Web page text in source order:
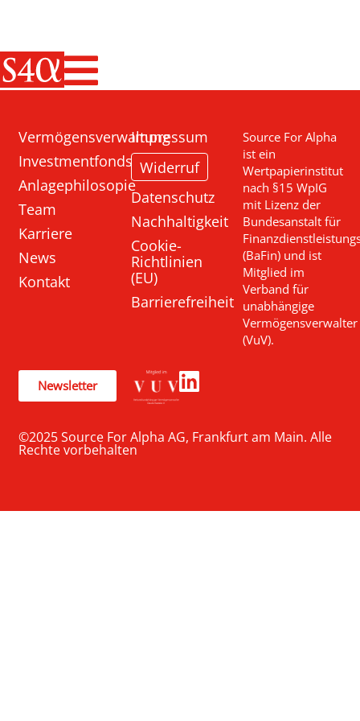
Haupt-
Vermögensverwaltung
Investmentfonds
Anlagephilosopie
Team
Karriere
News
Kontakt
Impressum
Widerruf
Datenschutz
Nachhaltigkeit
Cookie-
Richtlinien
(EU)
Barrierefreiheit
Source For Alpha
ist ein
Wertpapierinstitut
nach §15 WpIG
mit Lizenz der
Bundesanstalt für
(BaFin) und ist
Mitglied im
Verband für
unabhängige
Vermögensverwalter
(VuV).
Newsletter
©2025 Source For Alpha AG, Frankfurt am Main. Alle
Rechte vorbehalten